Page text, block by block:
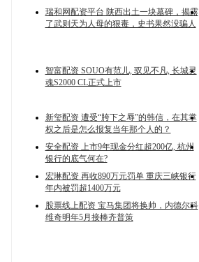
瑞和网配资平台 陕西出土一块墓碑，揭露
了武则天为人母的狠毒，史书果然没骗人
智富配资 SOUO有范儿, 驭见不凡, 长城灵
魂S2000 CL正式上市
新玺配资 遭受“胯下之辱”的韩信，在其掌
权之后是怎么报复当年那个人的？
安全配资 上市9年现金分红超200亿, 杭州
银行的底气何在?
宏琳配资 再收890万元罚单 重庆三峡银行
年内被罚超1400万元
股票线上配资 宝马集团将换帅，内德尔科
维奇明年5月接棒齐普策